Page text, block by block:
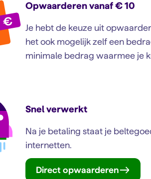
Opwaarderen vanaf € 10
Je hebt de keuze uit
het ook mogelijk zelf een
minimale bedrag waarmee je
Snel verwerkt
Na je betaling staat je
internetten.
Direct opwaarderen